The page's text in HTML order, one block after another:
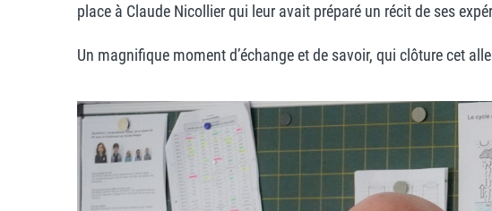
place à Claude Nicollier qui leur avait préparé un récit de ses
Un magnifique moment d’échange et de savoir, qui clôture cet